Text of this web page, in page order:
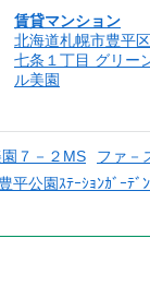
賃貸マンション
北海道札幌市豊平
七条１丁目 グリー
ル美園
７－２MS ファ－
平公園ｽﾃｰｼｮﾝｶﾞｰﾃﾞ